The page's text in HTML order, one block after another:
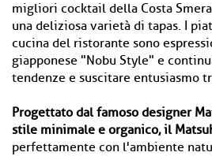
migliori cocktail della Costa
una deliziosa varietà di tapas. I
cucina del ristorante sono
giapponese "Nobu Style" e
tendenze e suscitare entusiasmo
Progettato dal famoso designer
stile minimale e organico, il
perfettamente con l'ambiente